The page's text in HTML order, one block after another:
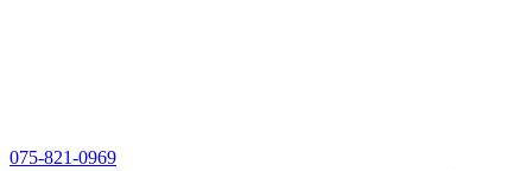
075-821-0969